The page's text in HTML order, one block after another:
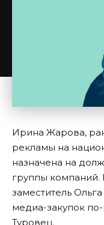
Ирина Жарова,
рекламы на
назначена на
группы
заместитель
медиа-закупок
Туровец.